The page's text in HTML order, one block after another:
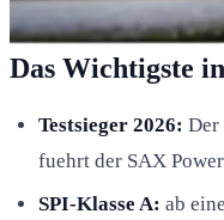
Das Wichtigste
Testsieger 2026: Der
fuehrt der SAX
SPI-Klasse A: ab